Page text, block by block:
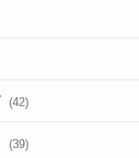
(42)
(39)